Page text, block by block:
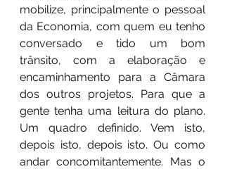
mobilize, principalmente o pessoal
da Economia, com quem eu tenho
conversado e tido um bom
trânsito, com a elaboração e
encaminhamento para a Câmara
dos outros projetos. Para que a
gente tenha uma leitura do plano.
Um quadro definido. Vem isto,
depois isto, depois isto. Ou como
andar concomitantemente. Mas o